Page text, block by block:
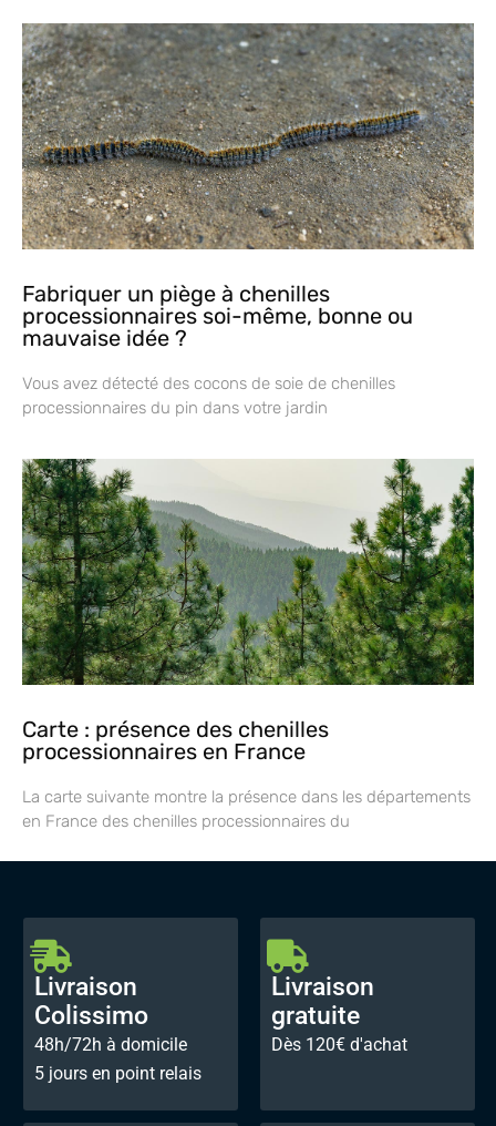
Fabriquer un piège à chenilles
processionnaires soi-même, bonne ou
mauvaise idée ?
Vous avez détecté des cocons de soie de chenilles
processionnaires du pin dans votre jardin
Carte : présence des chenilles
processionnaires en France
La carte suivante montre la présence dans les départements
en France des chenilles processionnaires du
Livraison
Colissimo
48h/72h à domicile
5 jours en point relais
Livraison
gratuite
Dès 120€ d'achat